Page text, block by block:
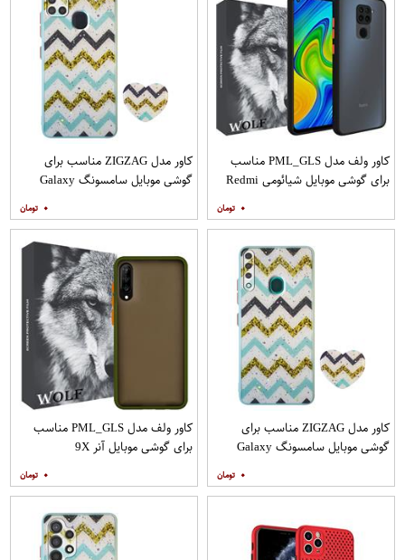
کاور ولف مدل PML_GLS مناسب
برای گوشی موبایل شیائومی Redmi
۰
کاور مدل ZIGZAG مناسب برای
گوشی موبایل سامسونگ Galaxy
۰
کاور مدل ZIGZAG مناسب برای
گوشی موبایل سامسونگ Galaxy
۰
کاور ولف مدل PML_GLS مناسب
برای گوشی موبایل آنر 9X
۰